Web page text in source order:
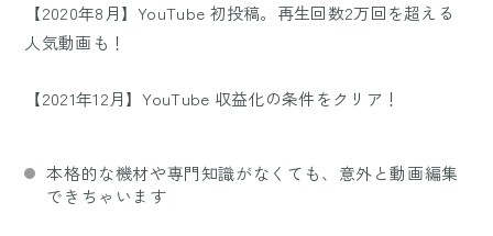
【2020年8月】YouTube 初投稿。再生回数2万回を超える
人気動画も！
【2021年12月】YouTube 収益化の条件をクリア！
本格的な機材や専門知識がなくても、意外と動画編集
できちゃいます